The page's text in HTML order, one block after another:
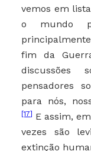
vemos em
o mundo
fim da
discussões
pensadores
para nós,
[17] E assim,
vezes são
extinção